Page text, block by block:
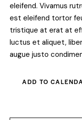
eleifend. Vivamus
est eleifend tortor
tristique at erat at
luctus et aliquet,
augue justo
ADD TO